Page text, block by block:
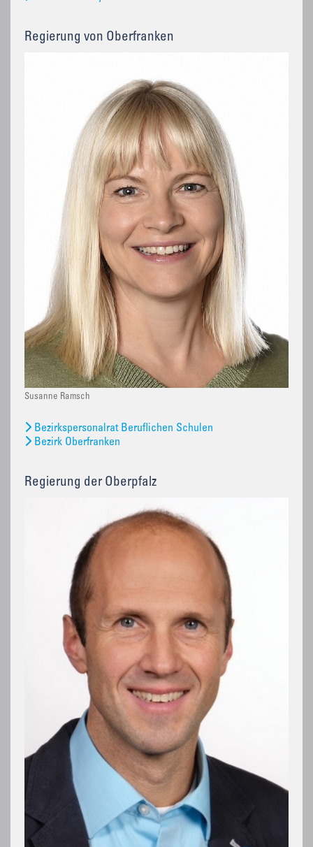
Regierung von Oberfranken
Susanne Ramsch
Bezirkspersonalrat Beruflichen Schulen
Bezirk Oberfranken
Regierung der Oberpfalz